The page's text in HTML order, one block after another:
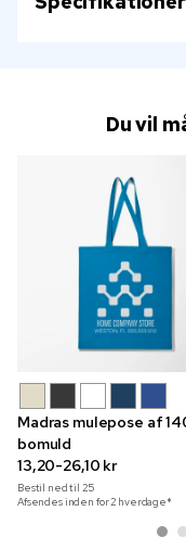
Du vil
Madras mulepose af
bomuld
13,20-26,10 kr
Bestil ned til 25
Afsendes inden for 2 hverdage*